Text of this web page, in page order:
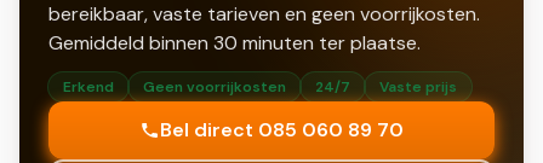
bereikbaar, vaste tarieven en geen voorrijkosten.
Gemiddeld binnen 30 minuten ter plaatse.
Erkend Geen voorrijkosten 24/7 Vaste prijs
Bel direct 085 060 89 70